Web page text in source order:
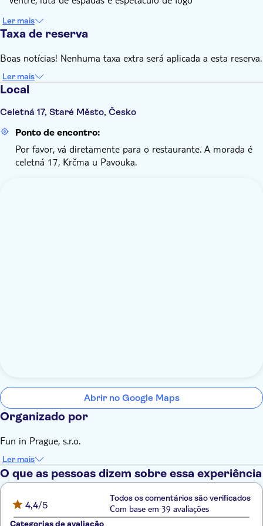
Ler mais
Taxa de reserva
Boas notícias! Nenhuma taxa extra será aplicada a esta reserva.
Ler mais
Local
Celetná 17, Staré Město, Česko
Ponto de encontro:
Por favor, vá diretamente para o restaurante. A morada é
celetná 17, Krčma u Pavouka.
Abrir no Google Maps
Organizado por
Fun in Prague, s.r.o.
Ler mais
O que as pessoas dizem sobre essa experiência
4,4/5
Todos os comentários são verificados
Com base em 39 avaliações
Categorias de avaliação